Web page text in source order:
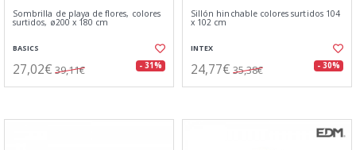
Sombrilla de playa de flores, colores
surtidos, ø200 x 180 cm
BASICS
27,02€ 39,11€ - 31%
Sillón hinchable colores surtidos 104
x 102 cm
INTEX
24,77€ 35,38€ - 30%